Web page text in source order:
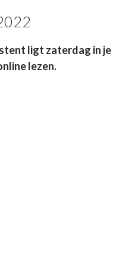
ligt zaterdag in je
lezen.